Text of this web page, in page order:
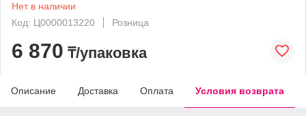
Нет в наличии
Код: Ц0000013220
Розница
6 870 ₸/упаковка
Описание Доставка Оплата Условия возврата